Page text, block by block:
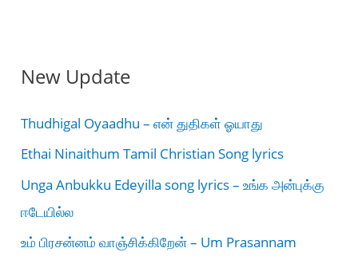
New Update
Thudhigal Oyaadhu – என் துதிகள் ஓயாது
Ethai Ninaithum Tamil Christian Song lyrics
Unga Anbukku Edeyilla song lyrics – உங்க அன்புக்கு
ஈடேயில்ல
உம் பிரசன்னம் வாஞ்சிக்கிறேன் – Um Prasannam